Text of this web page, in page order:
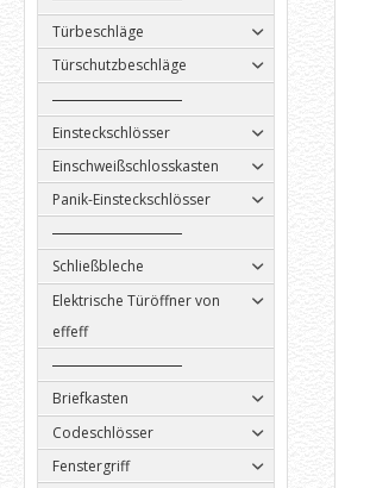
Türbeschläge
Türschutzbeschläge
Einsteckschlösser
Einschweißschlosskasten
Panik-Einsteckschlösser
Schließbleche
Elektrische Türöffner von
effeff
Briefkasten
Codeschlösser
Fenstergriff